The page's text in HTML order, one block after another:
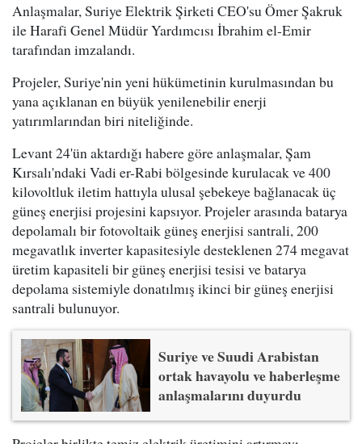
Anlaşmalar, Suriye Elektrik Şirketi CEO'su Ömer Şakruk
ile Harafi Genel Müdür Yardımcısı İbrahim el-Emir
tarafından imzalandı.
Projeler, Suriye'nin yeni hükümetinin kurulmasından bu
yana açıklanan en büyük yenilenebilir enerji
yatırımlarından biri niteliğinde.
Levant 24'ün aktardığı habere göre anlaşmalar, Şam
Kırsalı'ndaki Vadi er-Rabi bölgesinde kurulacak ve 400
kilovoltluk iletim hattıyla ulusal şebekeye bağlanacak üç
güneş enerjisi projesini kapsıyor. Projeler arasında batarya
depolamalı bir fotovoltaik güneş enerjisi santrali, 200
megavatlık inverter kapasitesiyle desteklenen 274 megavat
üretim kapasiteli bir güneş enerjisi tesisi ve batarya
depolama sistemiyle donatılmış ikinci bir güneş enerjisi
santrali bulunuyor.
Suriye ve Suudi Arabistan
ortak havayolu ve haberleşme
anlaşmalarını duyurdu